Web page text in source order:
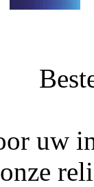
uw